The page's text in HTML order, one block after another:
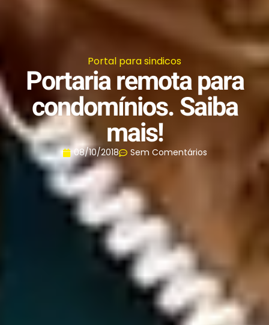
Portal para sindicos
Portaria remota para
condomínios. Saiba
mais!
08/10/2018 Sem Comentários